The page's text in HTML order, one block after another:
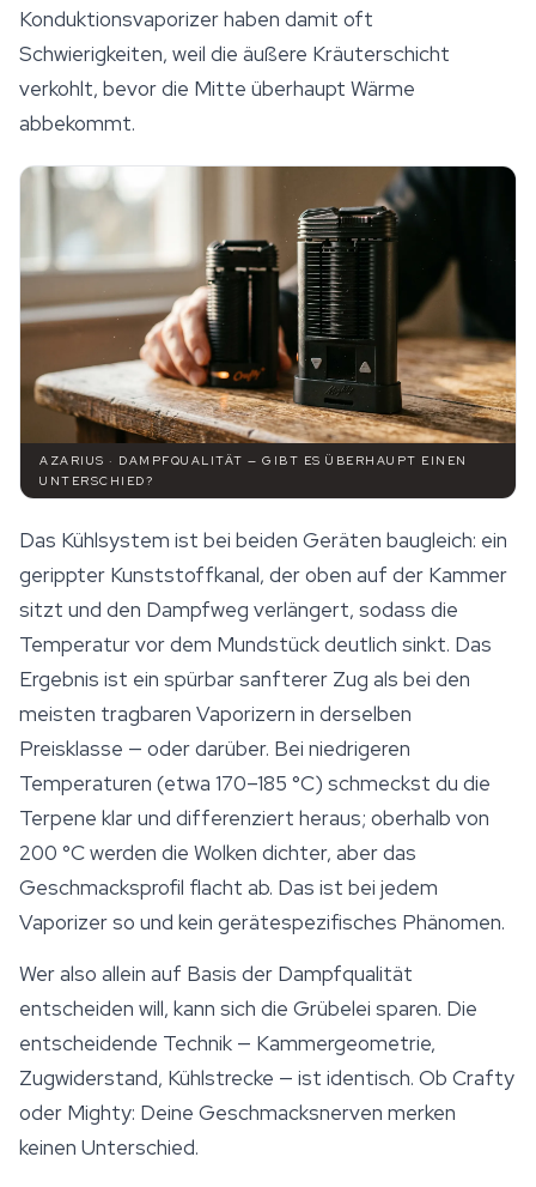
Konduktionsvaporizer haben damit oft
Schwierigkeiten, weil die äußere Kräuterschicht
verkohlt, bevor die Mitte überhaupt Wärme
abbekommt.
AZARIUS · DAMPFQUALITÄT — GIBT ES ÜBERHAUPT EINEN
UNTERSCHIED?
Das Kühlsystem ist bei beiden Geräten baugleich: ein
gerippter Kunststoffkanal, der oben auf der Kammer
sitzt und den Dampfweg verlängert, sodass die
Temperatur vor dem Mundstück deutlich sinkt. Das
Ergebnis ist ein spürbar sanfterer Zug als bei den
meisten tragbaren Vaporizern in derselben
Preisklasse — oder darüber. Bei niedrigeren
Temperaturen (etwa 170–185 °C) schmeckst du die
Terpene klar und differenziert heraus; oberhalb von
200 °C werden die Wolken dichter, aber das
Geschmacksprofil flacht ab. Das ist bei jedem
Vaporizer so und kein gerätespezifisches Phänomen.
Wer also allein auf Basis der Dampfqualität
entscheiden will, kann sich die Grübelei sparen. Die
entscheidende Technik — Kammergeometrie,
Zugwiderstand, Kühlstrecke — ist identisch. Ob Crafty
oder Mighty: Deine Geschmacksnerven merken
keinen Unterschied.